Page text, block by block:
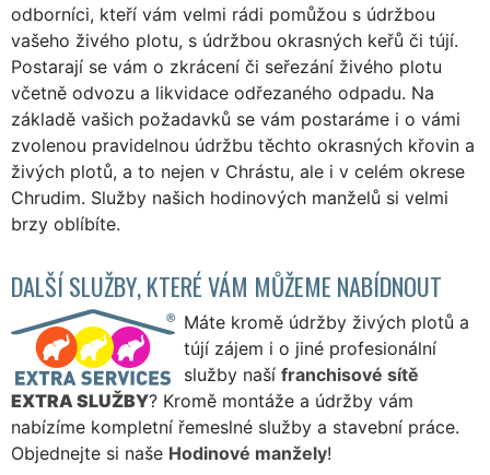
odborníci, kteří vám velmi rádi pomůžou s údržbou
vašeho živého plotu, s údržbou okrasných keřů či tújí.
Postarají se vám o zkrácení či seřezání živého plotu
včetně odvozu a likvidace odřezaného odpadu. Na
základě vašich požadavků se vám postaráme i o vámi
zvolenou pravidelnou údržbu těchto okrasných křovin a
živých plotů, a to nejen v Chrástu, ale i v celém okrese
Chrudim. Služby našich hodinových manželů si velmi
brzy oblíbíte.
DALŠÍ SLUŽBY, KTERÉ VÁM MŮŽEME NABÍDNOUT
Máte kromě údržby živých plotů a
tújí zájem i o jiné profesionální
služby naší franchisové sítě
EXTRA SLUŽBY? Kromě montáže a údržby vám
nabízíme kompletní řemeslné služby a stavební práce.
Objednejte si naše Hodinové manžely!